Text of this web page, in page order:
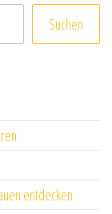
Suchen
entdecken